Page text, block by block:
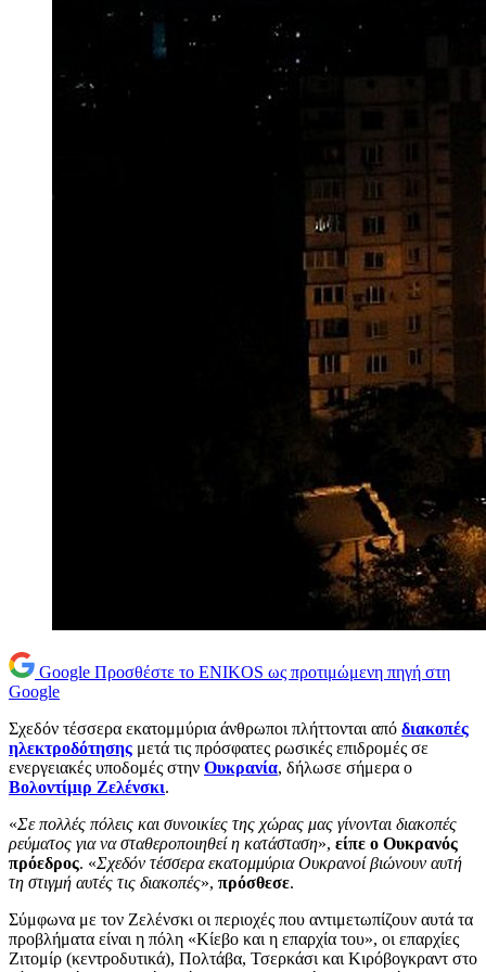
Google Προσθέστε το ENIKOS ως προτιμώμενη πηγή στη
Google
Σχεδόν τέσσερα εκατομμύρια άνθρωποι πλήττονται από διακοπές
ηλεκτροδότησης μετά τις πρόσφατες ρωσικές επιδρομές σε
ενεργειακές υποδομές στην Ουκρανία, δήλωσε σήμερα ο
Βολοντίμιρ Ζελένσκι.
«Σε πολλές πόλεις και συνοικίες της χώρας μας γίνονται διακοπές
ρεύματος για να σταθεροποιηθεί η κατάσταση», είπε ο Ουκρανός
πρόεδρος. «Σχεδόν τέσσερα εκατομμύρια Ουκρανοί βιώνουν αυτή
τη στιγμή αυτές τις διακοπές», πρόσθεσε.
Σύμφωνα με τον Ζελένσκι οι περιοχές που αντιμετωπίζουν αυτά τα
προβλήματα είναι η πόλη «Κίεβο και η επαρχία του», οι επαρχίες
Ζιτομίρ (κεντροδυτικά), Πολτάβα, Τσερκάσι και Κιρόβογκραντ στο